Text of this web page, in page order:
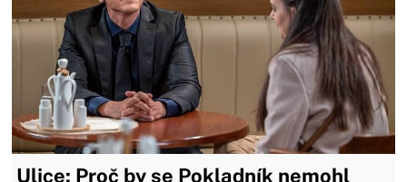
Ulice: Proč by se Pokladník nemohl